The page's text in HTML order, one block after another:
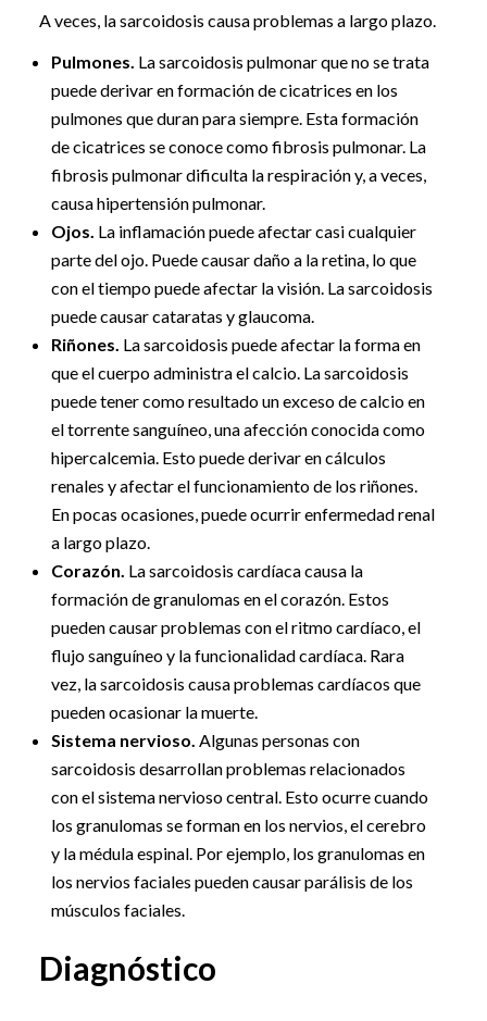
A veces, la sarcoidosis causa problemas a largo plazo.
Pulmones. La sarcoidosis pulmonar que no se trata
puede derivar en formación de cicatrices en los
pulmones que duran para siempre. Esta formación
de cicatrices se conoce como fibrosis pulmonar. La
fibrosis pulmonar dificulta la respiración y, a veces,
causa hipertensión pulmonar.
Ojos. La inflamación puede afectar casi cualquier
parte del ojo. Puede causar daño a la retina, lo que
con el tiempo puede afectar la visión. La sarcoidosis
puede causar cataratas y glaucoma.
Riñones. La sarcoidosis puede afectar la forma en
que el cuerpo administra el calcio. La sarcoidosis
puede tener como resultado un exceso de calcio en
el torrente sanguíneo, una afección conocida como
hipercalcemia. Esto puede derivar en cálculos
renales y afectar el funcionamiento de los riñones.
En pocas ocasiones, puede ocurrir enfermedad renal
a largo plazo.
Corazón. La sarcoidosis cardíaca causa la
formación de granulomas en el corazón. Estos
pueden causar problemas con el ritmo cardíaco, el
flujo sanguíneo y la funcionalidad cardíaca. Rara
vez, la sarcoidosis causa problemas cardíacos que
pueden ocasionar la muerte.
Sistema nervioso. Algunas personas con
sarcoidosis desarrollan problemas relacionados
con el sistema nervioso central. Esto ocurre cuando
los granulomas se forman en los nervios, el cerebro
y la médula espinal. Por ejemplo, los granulomas en
los nervios faciales pueden causar parálisis de los
músculos faciales.
Diagnóstico